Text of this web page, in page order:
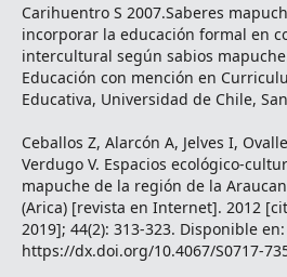
Carihuentro S 2007.Saberes
incorporar la educación formal en
intercultural según sabios
Educación con mención en
Educativa, Universidad de Chile,
Ceballos Z, Alarcón A, Jelves I,
Verdugo V. Espacios ecológico-
mapuche de la región de la
(Arica) [revista en Internet]. 2012
2019]; 44(2): 313-323. Disponible en:
https://dx.doi.org/10.4067/S0717-